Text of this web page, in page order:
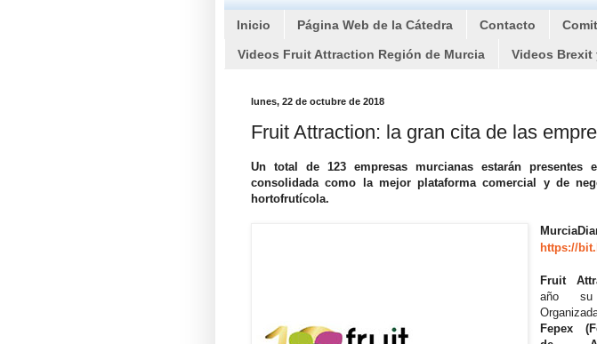
Inicio Página Web de la Cátedra Contacto
Videos Fruit Attraction Región de Murcia Videos Brexit
lunes, 22 de octubre de 2018
Fruit Attraction: la gran cita de las
Un total de 123 empresas murcianas estarán presentes
consolidada como la mejor plataforma comercial y de
hortofrutícola.
https://
Fruit
año su
Fepex